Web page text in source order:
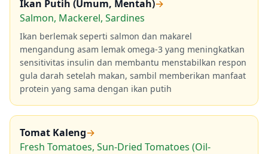
Ikan Putih (Umum, Mentah)→
Salmon, Mackerel, Sardines
Ikan berlemak seperti salmon dan makarel
mengandung asam lemak omega-3 yang meningkatkan
sensitivitas insulin dan membantu menstabilkan respon
gula darah setelah makan, sambil memberikan manfaat
protein yang sama dengan ikan putih
Tomat Kaleng→
Fresh Tomatoes, Sun-Dried Tomatoes (Oil-